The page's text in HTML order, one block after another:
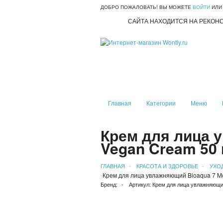
ДОБРО ПОЖАЛОВАТЬ! ВЫ МОЖЕТЕ ВОЙТИ ИЛИ
САЙТА НАХОДИТСЯ НА
Главная Категории Меню
Крем для лица
Vegan Cream 50
ГЛАВНАЯ КРАСОТА И ЗДОРОВЬЕ
Крем для лица увлажняющий Bioaqua 7
Бренд: Артикул: Крем для лица